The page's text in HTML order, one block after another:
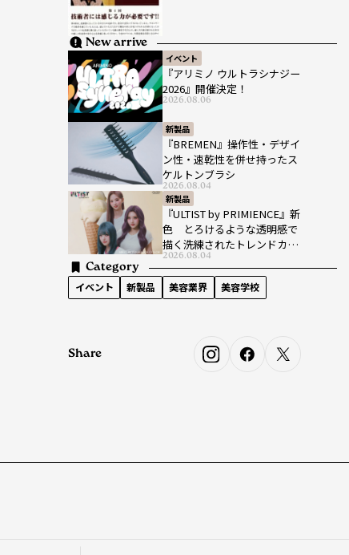
New arrive
イベント
『アリミノ ウルトラシナジー
2026』開催決定！
2026.08.06
新製品
『BREMEN』操作性・デザイ
ン性・速乾性を併せ持ったス
ケルトンブラシ
2026.08.04
新製品
『ULTIST by PRIMIENCE』新
色 とろけるような透明感で
描く洗練されたトレンドカラ
ー
2026.08.04
Category
イベント 新製品 美容業界 美容学校
Share